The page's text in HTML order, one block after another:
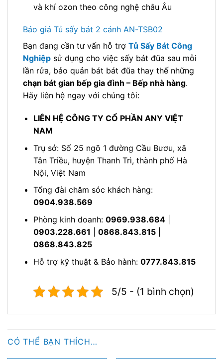
và khí ozon theo công nghệ châu Âu
Báo giá Tủ sấy bát 2 cánh AN-TSB02
Bạn đang cần tư vấn hỗ trợ Tủ Sấy Bát Công
Nghiệp sử dụng cho việc sấy bát đũa sau mỗi
lần rửa, bảo quản bát bát đũa thay thế những
chạn bát gian bếp gia đình – Bếp nhà hàng.
Hãy liên hệ ngay với chúng tôi:
LIÊN HỆ CÔNG TY CỔ PHẦN ANY VIỆT
NAM
Trụ sở: Số 25 ngõ 1 đường Cầu Bươu, xã
Tân Triều, huyện Thanh Trì, thành phố Hà
Nội, Việt Nam
Tổng đài chăm sóc khách hàng:
0904.938.569
Phòng kinh doanh: 0969.938.684|
0903.228.661
0868.843.815|
0868.843.825
Hỗ trợ kỹ thuật & Bảo hành: 0777.843.815
5/5 - (1 bình chọn)
CÓ THỂ BẠN THÍCH…